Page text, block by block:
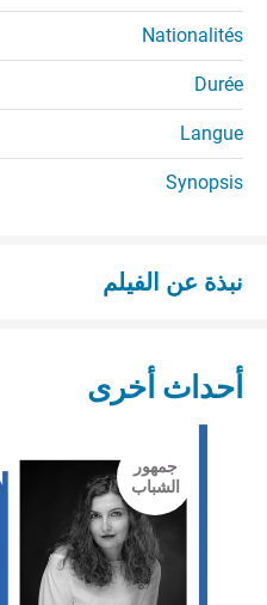
Nationalités
Durée
Langue
Synopsis
نبذة عن الفيلم
أحداث أخرى
جمهور
الشباب